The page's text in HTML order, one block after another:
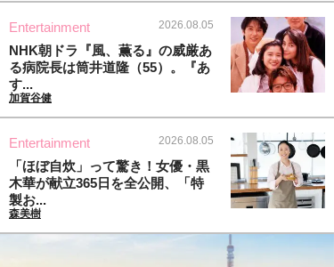
Entertainment 2026.08.05
NHK朝ドラ『風、薫る』の威厳あ
る病院長は筒井道隆（55）。『あ
す...
加賀谷健
Entertainment 2026.08.05
「ほぼ自炊」って驚き！女優・黒
木華が献立365日を全公開、「特
製お...
森美樹